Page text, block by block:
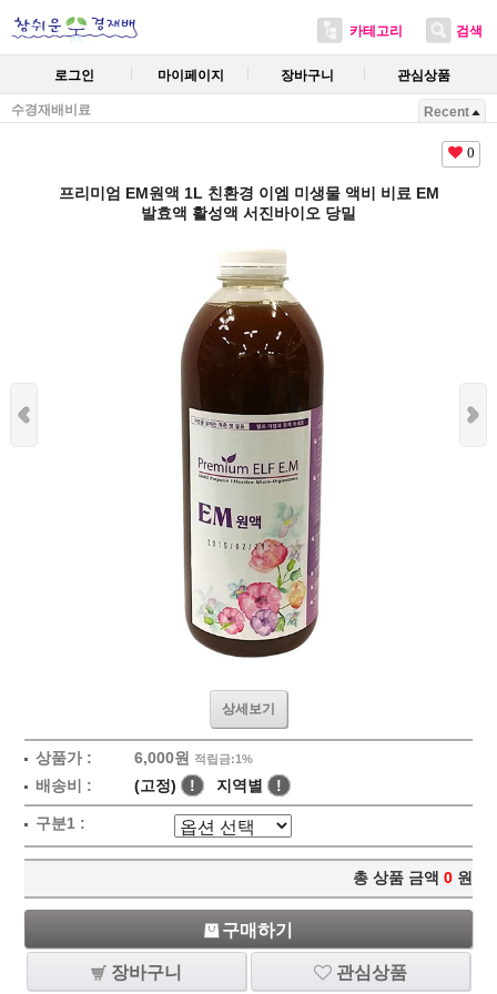
카테고리 검색
로그인 마이페이지 장바구니 관심상품
수경재배비료 Recent
0
프리미엄 EM원액 1L 친환경 이엠 미생물 액비 비료 EM
발효액 활성액 서진바이오 당밀
상세보기
상품가 : 6,000원 적립금:1%
배송비 : (고정) ! 지역별 !
구분1 :
총 상품 금액 0 원
구매하기
장바구니 관심상품